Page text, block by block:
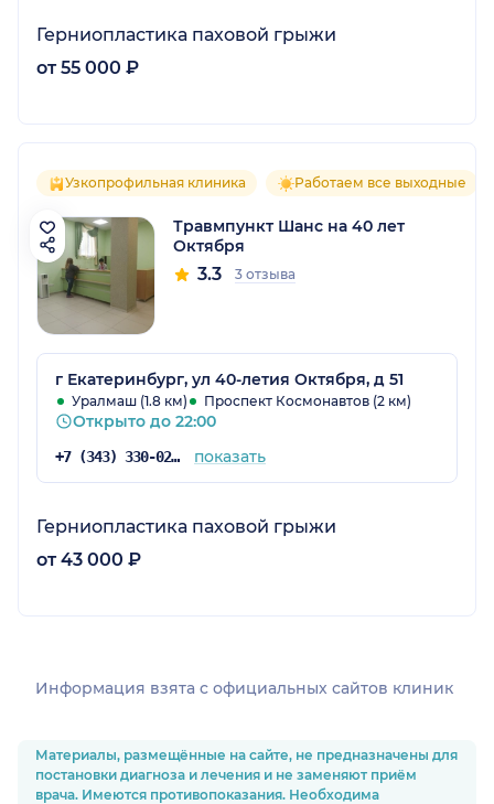
Герниопластика паховой грыжи
от 55 000 ₽
Узкопрофильная клиника Работаем все выходные
Травмпункт Шанс на 40 лет
Октября
3.3 3 отзыва
г Екатеринбург, ул 40-летия Октября, д 51
Уралмаш (1.8 км) Проспект Космонавтов (2 км)
Открыто до 22:00
+7 (343) 330-02-02 показать
Герниопластика паховой грыжи
от 43 000 ₽
Информация взята c официальных сайтов клиник
Материалы, размещённые на сайте, не предназначены для
постановки диагноза и лечения и не заменяют приём
врача. Имеются противопоказания. Необходима